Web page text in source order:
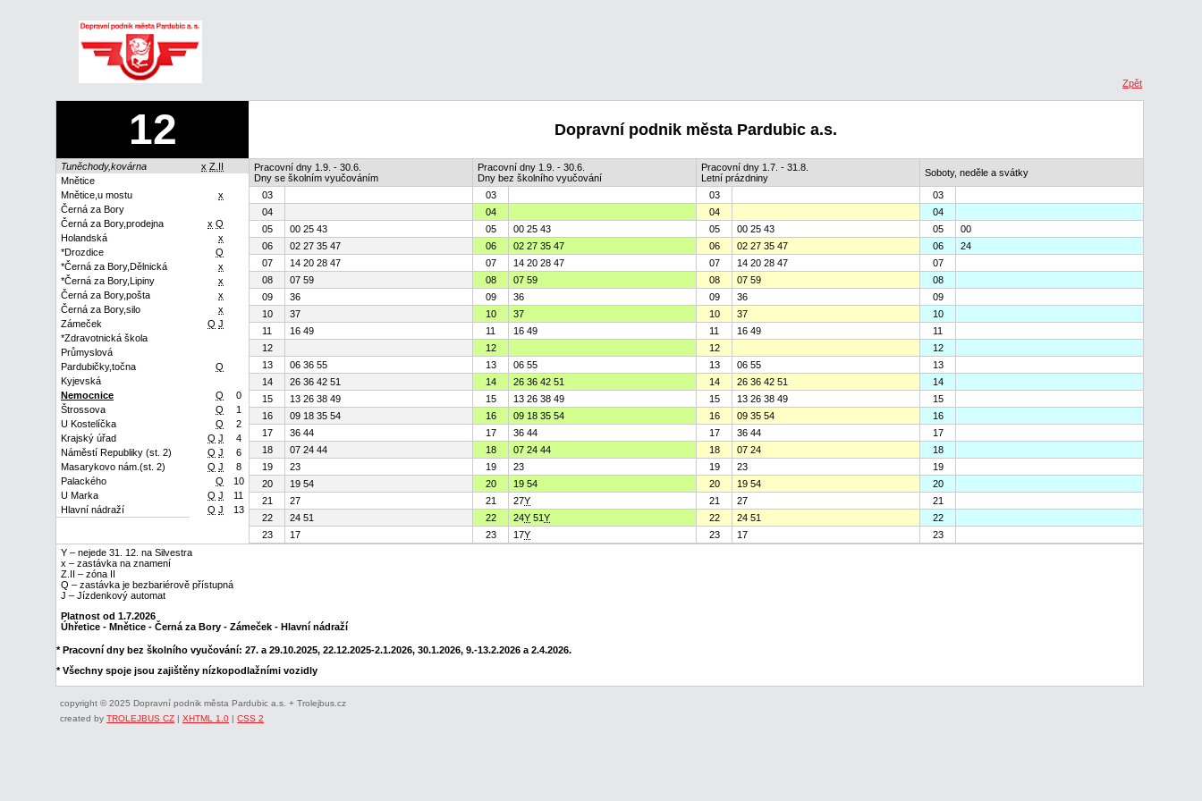
Zpět
12 Dopravní podnik města Pardubic a.s.
Tuněchody,kovárna x Z.II
Mnětice
Mnětice,u mostu
x
Černá za Bory
Černá za Bory,prodejna
x Q
Holandská
x
*Drozdice
Q
*Černá za Bory,Dělnická
x
*Černá za Bory,Lipiny
x
Černá za Bory,pošta
x
Černá za Bory,silo
x
Zámeček
Q J
*Zdravotnická škola
Průmyslová
Pardubičky,točna
Q
Kyjevská
Nemocnice
Q
0
Štrossova
Q
1
U Kostelíčka
Q
2
Krajský úřad
Q J
4
Náměstí Republiky (st. 2)
Q J
6
Masarykovo nám.(st. 2)
Q J
8
Palackého
Q
10
U Marka
Q J
11
Hlavní nádraží
Q J 13
Pracovní dny 1.9. - 30.6.
Dny se školním vyučováním
Pracovní dny 1.9. - 30.6.
Dny bez školního vyučování
Pracovní dny 1.7. - 31.8.
Letní prázdniny
Soboty, neděle a svátky
03 03 03
03
04
04 04
04
05
00 25 43 05 00 25 43 05 00 25 43 05
00
06
02 27 35 47 06 02 27 35 47 06 02 27 35 47 06
24
07
14 20 28 47 07 14 20 28 47 07 14 20 28 47
07
08
07 59 08 07 59 08 07 59
08
09
36 09 36 09 36
09
10
37 10 37 10 37
10
11
16 49 11 16 49 11 16 49
11
12
12 12
12
13
06 36 55 13 06 55 13 06 55
13
14
26 36 42 51 14 26 36 42 51 14 26 36 42 51
14
15
13 26 38 49 15 13 26 38 49 15 13 26 38 49
15
16
09 18 35 54 16 09 18 35 54 16 09 35 54
16
17
36 44 17 36 44 17 36 44
17
18
07 24 44 18 07 24 44 18 07 24
18
19
23 19 23 19 23
19
20
19 54 20 19 54 20 19 54
20
21
27 21 27Y 21 27
21
22
24 51 22 24Y 51Y 22 24 51
22
23
17 23 17Y 23 17
23
Y – nejede 31. 12. na Silvestra
x – zastávka na znamení
Z.II – zóna II
Q – zastávka je bezbariérově přístupná
J – Jízdenkový automat
Platnost od 1.7.2026
Úhřetice - Mnětice - Černá za Bory - Zámeček - Hlavní nádraží
* Pracovní dny bez školního vyučování: 27. a 29.10.2025, 22.12.2025-2.1.2026, 30.1.2026, 9.-13.2.2026 a 2.4.2026.
* Všechny spoje jsou zajištěny nízkopodlažními vozidly
copyright © 2025 Dopravní podnik města Pardubic a.s. + Trolejbus.cz
created by TROLEJBUS CZ | XHTML 1.0 | CSS 2